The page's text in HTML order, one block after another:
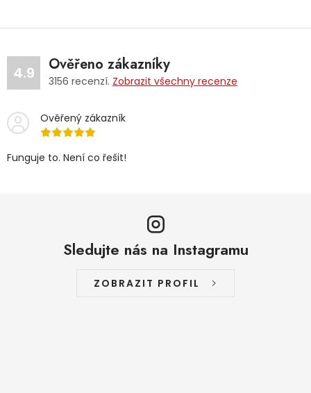
4.9 Ověřeno zákazníky
3156 recenzí. Zobrazit všechny recenze
Ověřený zákazník
Funguje to. Není co řešit!
Sledujte nás na Instagramu
ZOBRAZIT PROFIL